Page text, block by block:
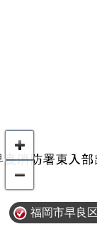
福岡市早良